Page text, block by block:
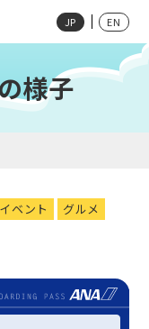
JP EN
様子
ベント
グルメ